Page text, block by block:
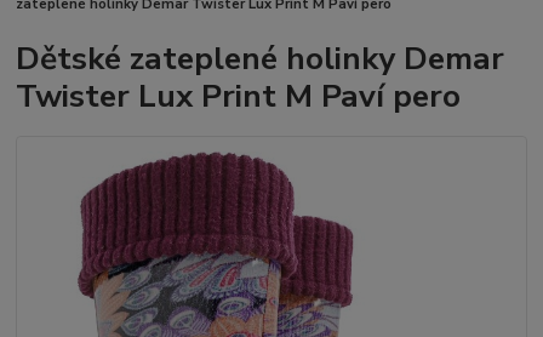
zateplené holinky Demar Twister Lux Print M Paví pero
Dětské zateplené holinky Demar
Twister Lux Print M Paví pero